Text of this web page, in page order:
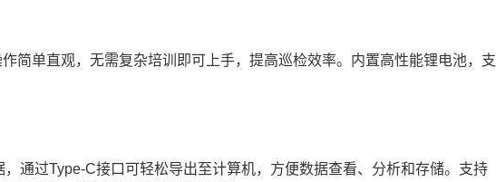
单直观，无需复杂培训即可上手，提高巡检效率。内置高性能锂电池，支
过Type-C接口可轻松导出至计算机，方便数据查看、分析和存储。支持